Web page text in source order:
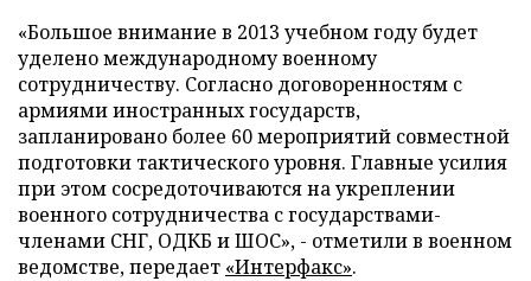
«Большое внимание в 2013 учебном году будет
уделено международному военному
сотрудничеству. Согласно договоренностям с
армиями иностранных государств,
запланировано более 60 мероприятий совместной
подготовки тактического уровня. Главные усилия
при этом сосредоточиваются на укреплении
военного сотрудничества с государствами-
членами СНГ, ОДКБ и ШОС», - отметили в военном
ведомстве, передает «Интерфакс».